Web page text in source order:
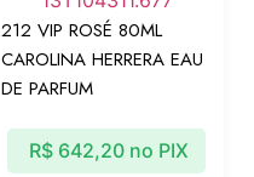
212 VIP ROSÉ 80ML
CAROLINA HERRERA EAU
DE PARFUM
R$ 642,20 no PIX